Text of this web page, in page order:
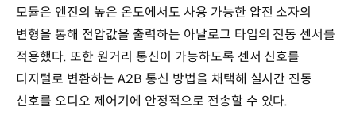
모듈은 엔진의 높은 온도에서도 사용 가능한 압전 소자의
변형을 통해 전압값을 출력하는 아날로그 타입의 진동 센서를
적용했다. 또한 원거리 통신이 가능하도록 센서 신호를
디지털로 변환하는 A2B 통신 방법을 채택해 실시간 진동
신호를 오디오 제어기에 안정적으로 전송할 수 있다.